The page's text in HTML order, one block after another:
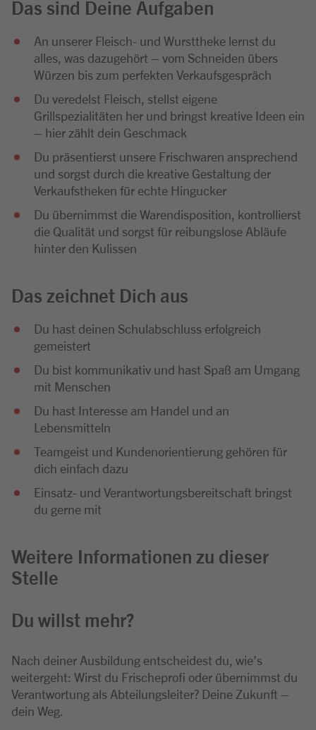
Das sind Deine Aufgaben
An unserer Fleisch- und Wursttheke lernst du
alles, was dazugehört – vom Schneiden übers
Würzen bis zum perfekten Verkaufsgespräch
Du veredelst Fleisch, stellst eigene
Grillspezialitäten her und bringst kreative Ideen ein
– hier zählt dein Geschmack
Du präsentierst unsere Frischwaren ansprechend
und sorgst durch die kreative Gestaltung der
Verkaufstheken für echte Hingucker
Du übernimmst die Warendisposition, kontrollierst
die Qualität und sorgst für reibungslose Abläufe
hinter den Kulissen
Das zeichnet Dich aus
Du hast deinen Schulabschluss erfolgreich
gemeistert
Du bist kommunikativ und hast Spaß am Umgang
mit Menschen
Du hast Interesse am Handel und an
Lebensmitteln
Teamgeist und Kundenorientierung gehören für
dich einfach dazu
Einsatz- und Verantwortungsbereitschaft bringst
du gerne mit
Weitere Informationen zu dieser
Stelle
Du willst mehr?
Nach deiner Ausbildung entscheidest du, wie’s
weitergeht: Wirst du Frischeprofi oder übernimmst du
Verantwortung als Abteilungsleiter? Deine Zukunft –
dein Weg.